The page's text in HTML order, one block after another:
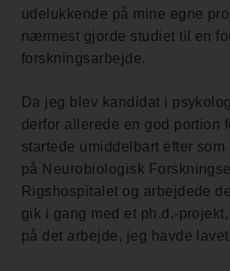
udelukkende på mine egne
nærmest gjorde studiet til en
forskningsarbejde.
Da jeg blev kandidat i
derfor allerede en god portion
startede umiddelbart efter
på Neurobiologisk
Rigshospitalet og arbejdede
gik i gang med et ph.d.-
på det arbejde, jeg havde